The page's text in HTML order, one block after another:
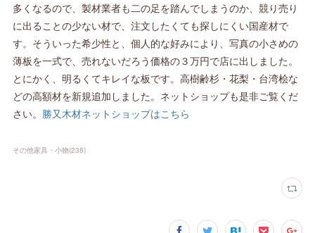
多くなるので、製材業者も二の足を踏んでしまうのか、競り売り
に出ることの少ない材で、注文したくても探しにくい国産材で
す。そういった希少性と、個人的な好みにより、写真の小さめの
薄板を一式で、売れないだろう価格の３万円で店に出しました。
とにかく、明るくてキレイな板です。高樹齢杉・花梨・台湾桧な
どの高額材を新規追加しました。ネットショップも是非ご覧くだ
さい。 勝又木材ネットショップはこちら
その他家具・小物(238)